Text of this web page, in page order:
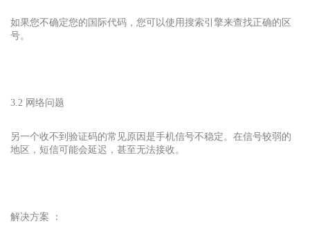
如果您不确定您的国际代码，您可以使用搜索引擎来查找正确的区
号。
3.2 网络问题
另一个收不到验证码的常见原因是手机信号不稳定。在信号较弱的
地区，短信可能会延迟，甚至无法接收。
解决方案 ：